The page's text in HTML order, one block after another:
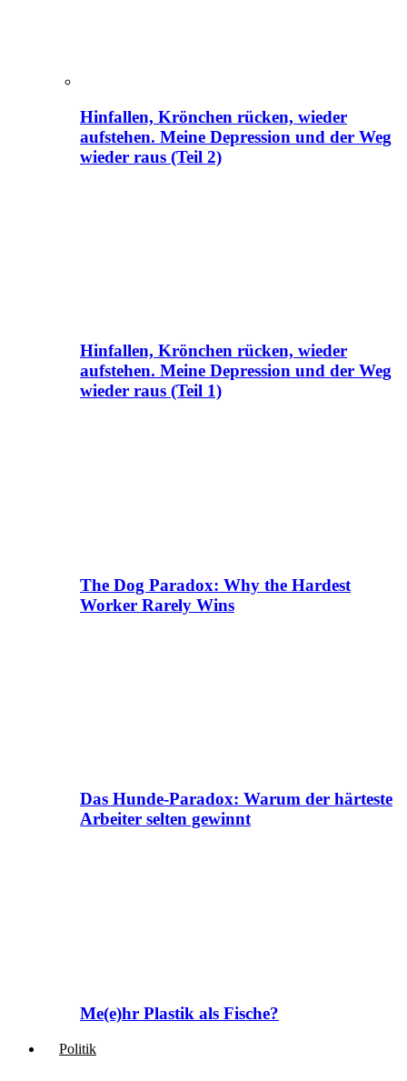
Hinfallen, Krönchen rücken, wieder
aufstehen. Meine Depression und der Weg
wieder raus (Teil 2)
Hinfallen, Krönchen rücken, wieder
aufstehen. Meine Depression und der Weg
wieder raus (Teil 1)
The Dog Paradox: Why the Hardest
Worker Rarely Wins
Das Hunde-Paradox: Warum der härteste
Arbeiter selten gewinnt
Me(e)hr Plastik als Fische?
Politik